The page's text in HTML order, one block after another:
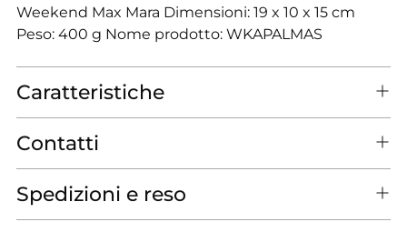
Weekend Max Mara Dimensioni: 19 x 10 x 15 cm
Peso: 400 g Nome prodotto: WKAPALMAS
Caratteristiche
Contatti
Spedizioni e reso